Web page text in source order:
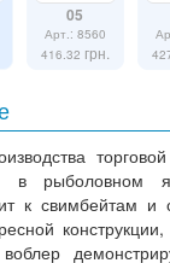
05
Арт.: 8560
416.32 грн.
в рыболовном
к свимбейтам и